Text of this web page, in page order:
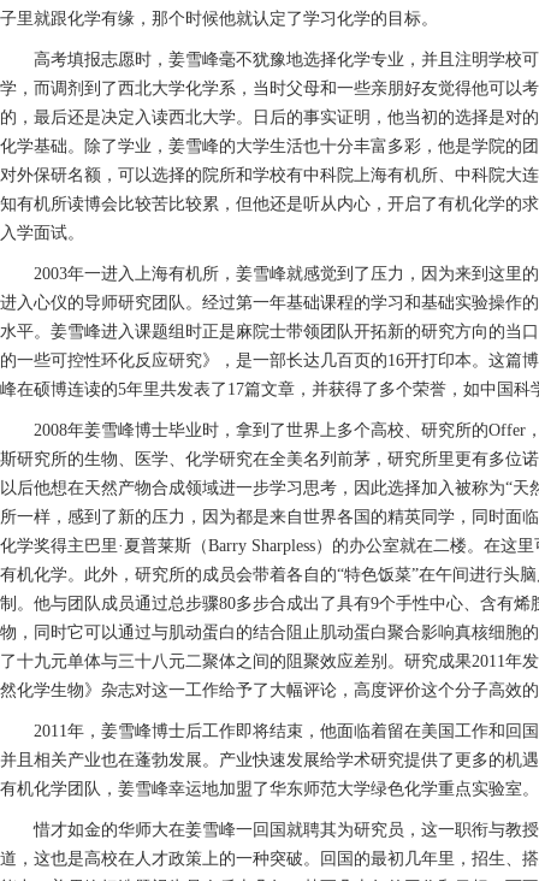
子里就跟化学有缘，那个时候他就认定了学习化学的目标。
高考填报志愿时，姜雪峰毫不犹豫地选择化学专业，并且注明学校
学，而调剂到了西北大学化学系，当时父母和一些亲朋好友觉得他可以
的，最后还是决定入读西北大学。日后的事实证明，他当初的选择是对
化学基础。除了学业，姜雪峰的大学生活也十分丰富多彩，他是学院的
对外保研名额，可以选择的院所和学校有中科院上海有机所、中科院大
知有机所读博会比较苦比较累，但他还是听从内心，开启了有机化学的
入学面试。
2003年一进入上海有机所，姜雪峰就感觉到了压力，因为来到这
进入心仪的导师研究团队。经过第一年基础课程的学习和基础实验操作
水平。姜雪峰进入课题组时正是麻院士带领团队开拓新的研究方向的当
的一些可控性环化反应研究》，是一部长达几百页的16开打印本。这篇
峰在硕博连读的5年里共发表了17篇文章，并获得了多个荣誉，如中国
2008年姜雪峰博士毕业时，拿到了世界上多个高校、研究所的
斯研究所的生物、医学、化学研究在全美名列前茅，研究所里更有多位
以后他想在天然产物合成领域进一步学习思考，因此选择加入被称为“
所一样，感到了新的压力，因为都是来自世界各国的精英同学，同时面
化学奖得主巴里·夏普莱斯（Barry Sharpless）的办公室就在二楼。在
有机化学。此外，研究所的成员会带着各自的“特色饭菜”在午间进行头
制。他与团队成员通过总步骤80多步合成出了具有9个手性中心、含有
物，同时它可以通过与肌动蛋白的结合阻止肌动蛋白聚合影响真核细胞
了十九元单体与三十八元二聚体之间的阻聚效应差别。研究成果2011
然化学生物》杂志对这一工作给予了大幅评论，高度评价这个分子高效
2011年，姜雪峰博士后工作即将结束，他面临着留在美国工作和
并且相关产业也在蓬勃发展。产业快速发展给学术研究提供了更多的机
有机化学团队，姜雪峰幸运地加盟了华东师范大学绿色化学重点实验室。
惜才如金的华师大在姜雪峰一回国就聘其为研究员，这一职衔与教
道，这也是高校在人才政策上的一种突破。回国的最初几年里，招生、